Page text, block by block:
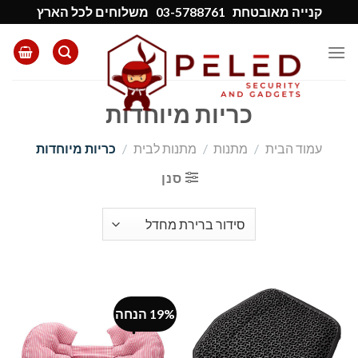
to
content
קנייה מאובטחת 03-5788761 משלוחים לכל הארץ
כריות מיוחדות
עמוד הבית / מתנות / מתנות לבית / כריות מיוחדות
סנן
19% הנחה